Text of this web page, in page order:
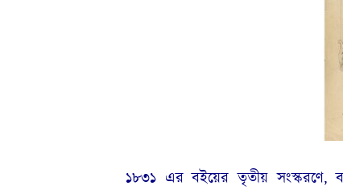
১৮৩১ এর বইয়ের তৃতীয় সংস্করণে,